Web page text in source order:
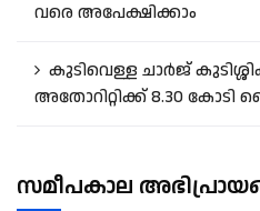
വരെ അപേക്ഷിക്കാം
കുടിവെള്ള ചാർജ്
അതോറിറ്റിക്ക് 8.30 കോടി
സമീപകാല